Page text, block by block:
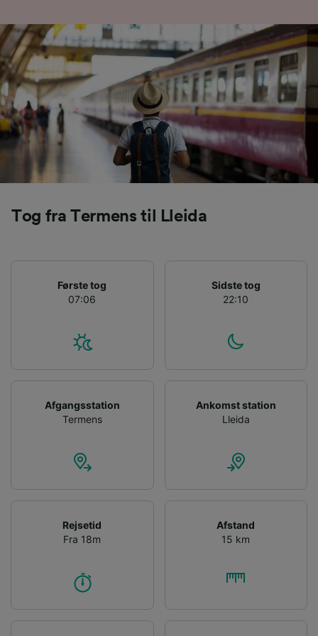
Tog fra Termens til Lleida
Første tog
07:06
Sidste tog
22:10
Afgangsstation
Termens
Ankomst station
Lleida
Rejsetid
Fra 18m
Afstand
15 km
levere:
Bruge præcise geografiske
placeringsoplysninger. Aktivt scanne
enhedskarakteristika til identifikation.
Opbevare og/eller tilgå oplysninger på en
enhed. Tilpasset annoncering og indhold,
annoncerings- og indholdsmåling,
målgruppeundersøgelser og udvikling af
tjenester.
Liste over partnere (leverandører)